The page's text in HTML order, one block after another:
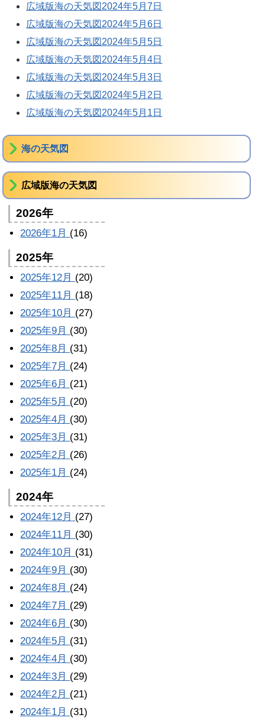
広域版海の天気図2024年5月7日
広域版海の天気図2024年5月6日
広域版海の天気図2024年5月5日
広域版海の天気図2024年5月4日
広域版海の天気図2024年5月3日
広域版海の天気図2024年5月2日
広域版海の天気図2024年5月1日
海の天気図
広域版海の天気図
2026年
2026年1月 (16)
2025年
2025年12月 (20)
2025年11月 (18)
2025年10月 (27)
2025年9月 (30)
2025年8月 (31)
2025年7月 (24)
2025年6月 (21)
2025年5月 (20)
2025年4月 (30)
2025年3月 (31)
2025年2月 (26)
2025年1月 (24)
2024年
2024年12月 (27)
2024年11月 (30)
2024年10月 (31)
2024年9月 (30)
2024年8月 (24)
2024年7月 (29)
2024年6月 (30)
2024年5月 (31)
2024年4月 (30)
2024年3月 (29)
2024年2月 (21)
2024年1月 (31)